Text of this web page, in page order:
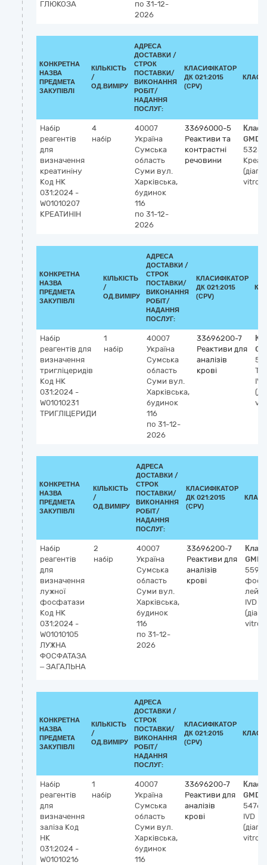
ГЛЮКОЗА
по 31-12-
2026
КОНКРЕТНА
НАЗВА
ПРЕДМЕТА
ЗАКУПІВЛІ
КІЛЬКІСТЬ
/
ОД.ВИМІРУ
АДРЕСА
ДОСТАВКИ /
СТРОК
ПОСТАВКИ/
ВИКОНАННЯ
РОБІТ/
НАДАННЯ
ПОСЛУГ:
КЛАСИФІКАТОР
ДК 021:2015
(CPV)
Набір
реагентів
для
визначення
креатиніну
Код НК
031:2024 -
W01010207
КРЕАТИНІН
4
набір
40007
Україна
Сумська
область
Суми вул.
Харківська,
будинок
116
по 31-12-
2026
33696000-5
Реактиви та
контрастні
речовини
53252
vitro),
КОНКРЕТНА
НАЗВА
ПРЕДМЕТА
ЗАКУПІВЛІ
КІЛЬКІСТЬ
/
ОД.ВИМІРУ
АДРЕСА
ДОСТАВКИ /
СТРОК
ПОСТАВКИ/
ВИКОНАННЯ
РОБІТ/
НАДАННЯ
ПОСЛУГ:
КЛАСИФІКАТОР
ДК 021:2015
(CPV)
Набір
реагентів для
визначення
тригліцеридів
Код НК
031:2024 -
W01010231
ТРИГЛІЦЕРИДИ
1
набір
40007
Україна
Сумська
область
Суми вул.
Харківська,
будинок
116
по 31-12-
2026
33696200-7
Реактиви для
аналізів
крові
IVD
КОНКРЕТНА
НАЗВА
ПРЕДМЕТА
ЗАКУПІВЛІ
КІЛЬКІСТЬ
/
ОД.ВИМІРУ
АДРЕСА
ДОСТАВКИ /
СТРОК
ПОСТАВКИ/
ВИКОНАННЯ
РОБІТ/
НАДАННЯ
ПОСЛУГ:
КЛАСИФІКАТОР
ДК 021:2015
(CPV)
Набір
реагентів
для
визначення
лужної
фосфатази
Код НК
031:2024 -
W01010105
ЛУЖНА
ФОСФАТАЗА
– ЗАГАЛЬНА
2
набір
40007
Україна
Сумська
область
Суми вул.
Харківська,
будинок
116
по 31-12-
2026
33696200-7
Реактиви для
аналізів
крові
IVD
vitro),
КОНКРЕТНА
НАЗВА
ПРЕДМЕТА
ЗАКУПІВЛІ
КІЛЬКІСТЬ
/
ОД.ВИМІРУ
АДРЕСА
ДОСТАВКИ /
СТРОК
ПОСТАВКИ/
ВИКОНАННЯ
РОБІТ/
НАДАННЯ
ПОСЛУГ:
КЛАСИФІКАТОР
ДК 021:2015
(CPV)
Набір
реагентів
для
визначення
заліза Код
НК
031:2024 -
W01010216
1
набір
40007
Україна
Сумська
область
Суми вул.
Харківська,
будинок
116
33696200-7
Реактиви для
аналізів
крові
54762
IVD
vitro),